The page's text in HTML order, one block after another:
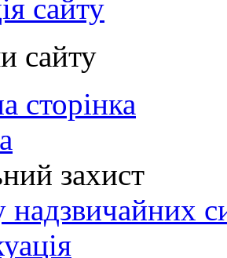
сайту
сайту
сторінка
захист
надзвичайних